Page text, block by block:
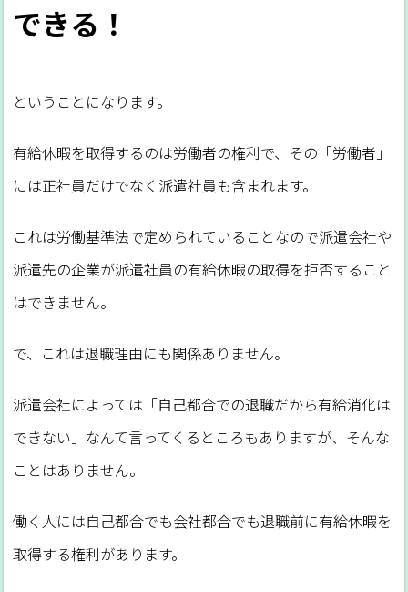
できる！
ということになります。
有給休暇を取得するのは労働者の権利で、その「労働者」
には正社員だけでなく派遣社員も含まれます。
これは労働基準法で定められていることなので派遣会社や
派遣先の企業が派遣社員の有給休暇の取得を拒否すること
はできません。
で、これは退職理由にも関係ありません。
派遣会社によっては「自己都合での退職だから有給消化は
できない」なんて言ってくるところもありますが、そんな
ことはありません。
働く人には自己都合でも会社都合でも退職前に有給休暇を
取得する権利があります。